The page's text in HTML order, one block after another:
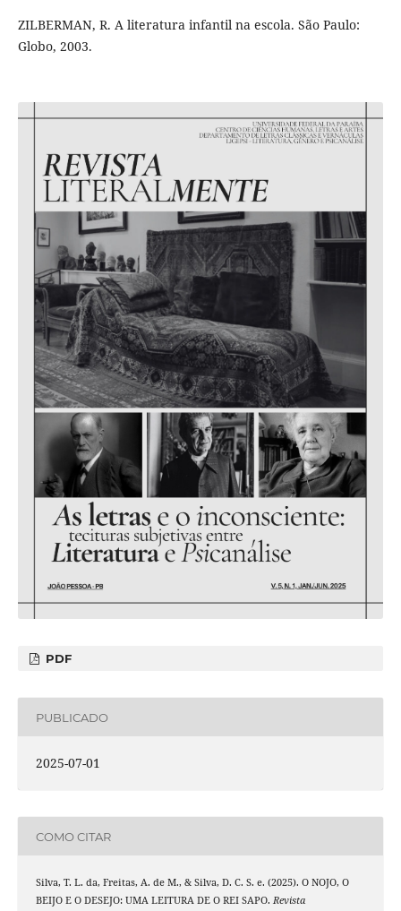
ZILBERMAN, R. A literatura infantil na escola. São Paulo:
Globo, 2003.
PDF
PUBLICADO
2025-07-01
COMO CITAR
Silva, T. L. da, Freitas, A. de M., & Silva, D. C. S. e. (2025). O NOJO, O
BEIJO E O DESEJO: UMA LEITURA DE O REI SAPO. Revista